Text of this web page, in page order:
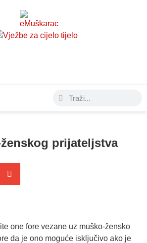
prijateljstva
one fore vezane uz muško-žensko
da je ono moguće isključivo ako je